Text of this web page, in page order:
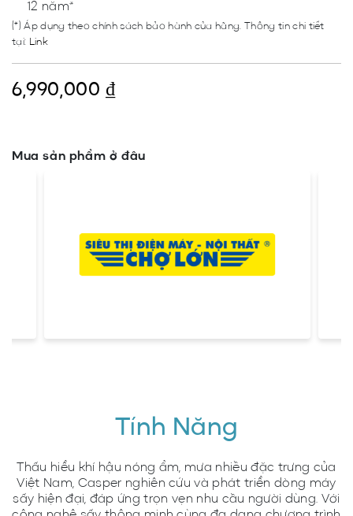
12 năm*
(*) Áp dụng theo chính sách bảo hành của hãng. Thông tin chi tiết
tại: Link
6,990,000 ₫
Mua sản phẩm ở đâu
Tính Năng
Thấu hiểu khí hậu nóng ẩm, mưa nhiều đặc trưng của
Việt Nam, Casper nghiên cứu và phát triển dòng máy
sấy hiện đại, đáp ứng trọn vẹn nhu cầu người dùng. Với